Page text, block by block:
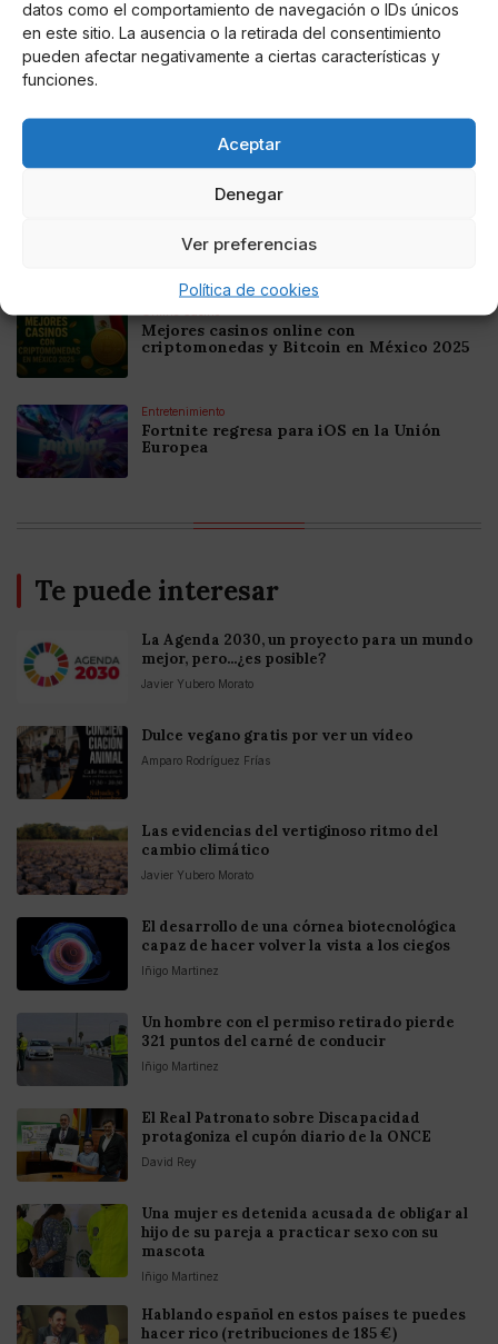
datos como el comportamiento de navegación o IDs únicos
en este sitio. La ausencia o la retirada del consentimiento
pueden afectar negativamente a ciertas características y
funciones.
Aceptar
Denegar
Ver preferencias
Política de cookies
Noticias relacionadas
Colombia 2025: Bitcoin Casinos
Criptomonedas en Argentina 2025
Mejores casinos online con
criptomonedas y Bitcoin en México 2025
Entretenimiento
Fortnite regresa para iOS en la Unión
Europea
Te puede interesar
La Agenda 2030, un proyecto para un mundo
mejor, pero...¿es posible?
Javier Yubero Morato
Dulce vegano gratis por ver un vídeo
Amparo Rodríguez Frías
Las evidencias del vertiginoso ritmo del
cambio climático
Javier Yubero Morato
El desarrollo de una córnea biotecnológica
capaz de hacer volver la vista a los ciegos
Iñigo Martinez
Un hombre con el permiso retirado pierde
321 puntos del carné de conducir
Iñigo Martinez
El Real Patronato sobre Discapacidad
protagoniza el cupón diario de la ONCE
David Rey
Una mujer es detenida acusada de obligar al
hijo de su pareja a practicar sexo con su
mascota
Iñigo Martinez
Hablando español en estos países te puedes
hacer rico (retribuciones de 185 €)